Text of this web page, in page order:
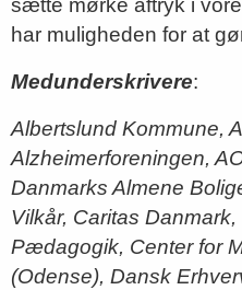
sætte mørke aftryk i
har muligheden for at
Medunderskrivere:
Albertslund Kommune,
Alzheimerforeningen,
Danmarks Almene
Vilkår, Caritas
Pædagogik, Center for
(Odense), Dansk